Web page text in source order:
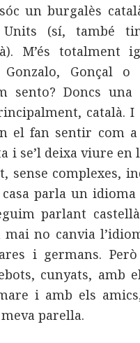
un burgalès
Units (sí, també
M’és totalment
Gonçal o
sento? Doncs
català. I
el fan sentir com a
i se’l deixa viure
sense complexes,
parla un
parlant
mai no canvia
i germans.
cunyats, amb
i amb els
parella.